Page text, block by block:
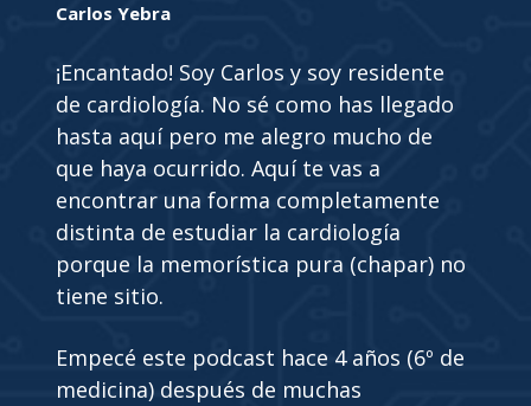
Carlos Yebra
¡Encantado! Soy Carlos y soy residente
de cardiología. No sé como has llegado
hasta aquí pero me alegro mucho de
que haya ocurrido. Aquí te vas a
encontrar una forma completamente
distinta de estudiar la cardiología
porque la memorística pura (chapar) no
tiene sitio.
Empecé este podcast hace 4 años (6º de
medicina) después de muchas